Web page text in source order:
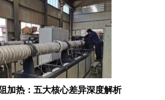
加热：五大核心差异深度解析